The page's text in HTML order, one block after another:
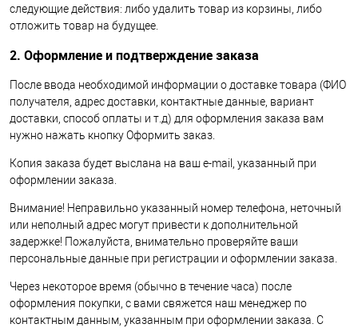
следующие действия: либо удалить товар из корзины, либо
отложить товар на будущее.
2. Оформление и подтверждение заказа
После ввода необходимой информации о доставке товара (ФИО
получателя, адрес доставки, контактные данные, вариант
доставки, способ оплаты и т.д) для оформления заказа вам
нужно нажать кнопку Оформить заказ.
Копия заказа будет выслана на ваш e-mail, указанный при
оформлении заказа.
Внимание! Неправильно указанный номер телефона, неточный
или неполный адрес могут привести к дополнительной
задержке! Пожалуйста, внимательно проверяйте ваши
персональные данные при регистрации и оформлении заказа.
Через некоторое время (обычно в течение часа) после
оформления покупки, с вами свяжется наш менеджер по
контактным данным, указанным при оформлении заказа. С